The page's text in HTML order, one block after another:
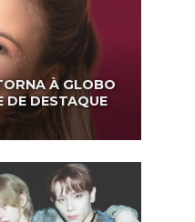
À GLOBO
DE DESTAQUE